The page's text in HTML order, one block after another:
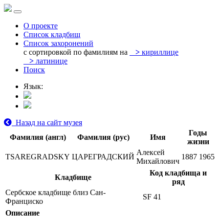
О проекте
Список кладбищ
Список захоронений
с сортировкой по фамилиям на
> кириллице
> латинице
Поиск
Язык:
Назад на сайт музея
Фамилия (англ)
Фамилия (рус) Имя
Годы
жизни
TSAREGRADSKY ЦАРЕГРАДСКИЙ
Алексей
Михайлович
1887 1965
Кладбище
Код кладбища и
ряд
Сербское кладбище близ Сан-
Франциско
SF 41
Описание